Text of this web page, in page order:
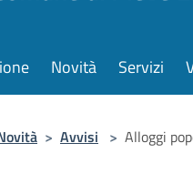
Novità Servizi
> Avvisi > Alloggi